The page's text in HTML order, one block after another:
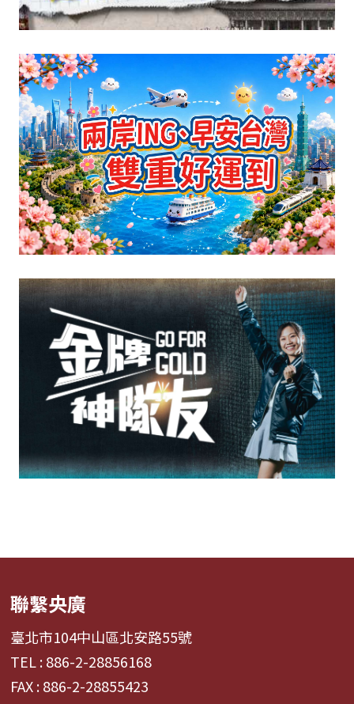
聯繫央廣
臺北市104中山區北安路55號
TEL : 886-2-28856168
FAX : 886-2-28855423